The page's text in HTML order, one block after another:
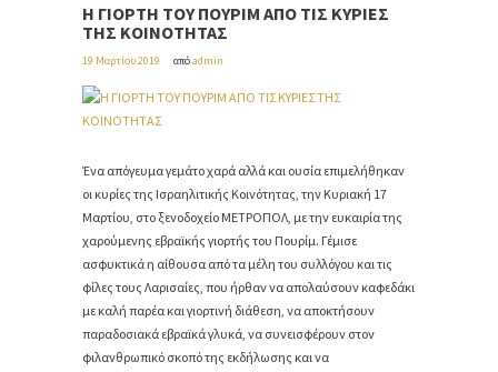
Η ΓΙΟΡΤΗ ΤΟΥ ΠΟΥΡΙΜ ΑΠΟ ΤΙΣ ΚΥΡΙΕΣ
ΤΗΣ ΚΟΙΝΟΤΗΤΑΣ
19 Μαρτίου 2019 απόadmin
Ένα απόγευμα γεμάτο χαρά αλλά και ουσία επιμελήθηκαν
οι κυρίες της Ισραηλιτικής Κοινότητας, την Κυριακή 17
Μαρτίου, στο ξενοδοχείο ΜΕΤΡΟΠΟΛ, με την ευκαιρία της
χαρούμενης εβραϊκής γιορτής του Πουρίμ. Γέμισε
ασφυκτικά η αίθουσα από τα μέλη του συλλόγου και τις
φίλες τους Λαρισαίες, που ήρθαν να απολαύσουν καφεδάκι
με καλή παρέα και γιορτινή διάθεση, να αποκτήσουν
παραδοσιακά εβραϊκά γλυκά, να συνεισφέρουν στον
φιλανθρωπικό σκοπό της εκδήλωσης και να